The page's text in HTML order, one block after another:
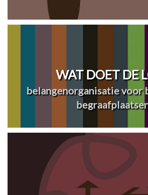
WAT DOET DE
belangenorganisatie voor